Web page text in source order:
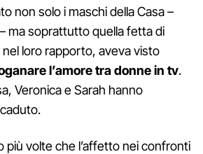
non solo i maschi della Casa –
ma soprattutto quella fetta di
loro rapporto, aveva visto
l’amore tra donne in tv.
Veronica e Sarah hanno
più volte che l’affetto nei confronti